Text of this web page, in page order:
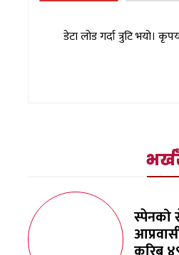
डेटा लोड गर्दा त्रुटि भयो।
स्पेनको